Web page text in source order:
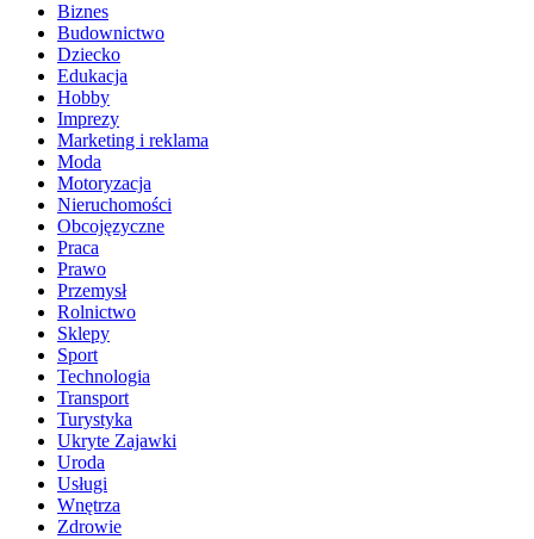
Biznes
Budownictwo
Dziecko
Edukacja
Hobby
Imprezy
Marketing i reklama
Moda
Motoryzacja
Nieruchomości
Obcojęzyczne
Praca
Prawo
Przemysł
Rolnictwo
Sklepy
Sport
Technologia
Transport
Turystyka
Ukryte Zajawki
Uroda
Usługi
Wnętrza
Zdrowie